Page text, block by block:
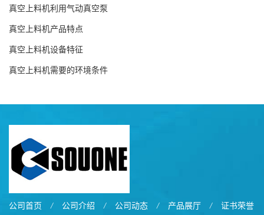
真空上料机利用气动真空泵
真空上料机产品特点
真空上料机设备特征
真空上料机需要的环境条件
公司首页 / 公司介绍 / 公司动态 / 产品展厅 / 证书荣誉